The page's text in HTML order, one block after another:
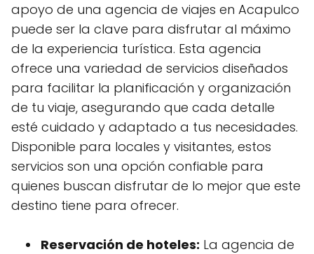
apoyo de una agencia de viajes en Acapulco
puede ser la clave para disfrutar al máximo
de la experiencia turística. Esta agencia
ofrece una variedad de servicios diseñados
para facilitar la planificación y organización
de tu viaje, asegurando que cada detalle
esté cuidado y adaptado a tus necesidades.
Disponible para locales y visitantes, estos
servicios son una opción confiable para
quienes buscan disfrutar de lo mejor que este
destino tiene para ofrecer.
Reservación de hoteles: La agencia de